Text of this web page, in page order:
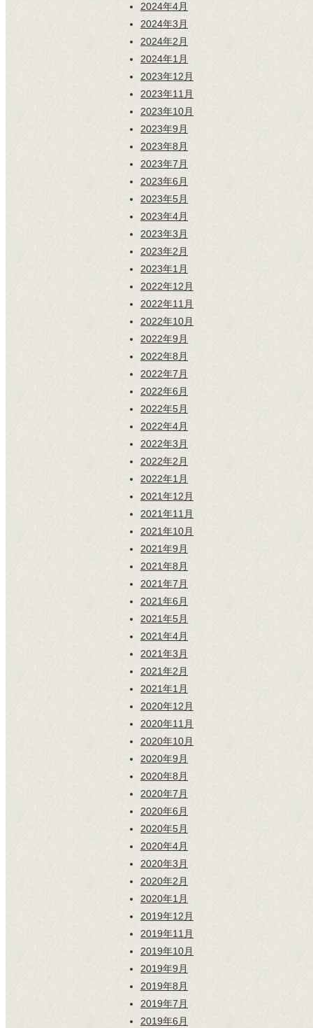
2024年4月
2024年3月
2024年2月
2024年1月
2023年12月
2023年11月
2023年10月
2023年9月
2023年8月
2023年7月
2023年6月
2023年5月
2023年4月
2023年3月
2023年2月
2023年1月
2022年12月
2022年11月
2022年10月
2022年9月
2022年8月
2022年7月
2022年6月
2022年5月
2022年4月
2022年3月
2022年2月
2022年1月
2021年12月
2021年11月
2021年10月
2021年9月
2021年8月
2021年7月
2021年6月
2021年5月
2021年4月
2021年3月
2021年2月
2021年1月
2020年12月
2020年11月
2020年10月
2020年9月
2020年8月
2020年7月
2020年6月
2020年5月
2020年4月
2020年3月
2020年2月
2020年1月
2019年12月
2019年11月
2019年10月
2019年9月
2019年8月
2019年7月
2019年6月